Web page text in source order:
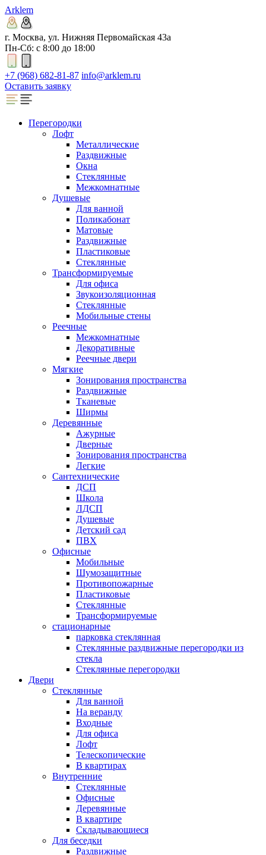
Arklem
г. Москва, ул. Нижняя Первомайская 43а
Пн-Сб: с 8:00 до 18:00
+7 (968) 682-81-87 info@arklem.ru
Оставить заявку
Перегородки
Лофт
Металлические
Раздвижные
Окна
Стеклянные
Межкомнатные
Душевые
Для ванной
Поликабонат
Матовые
Раздвижные
Пластиковые
Стеклянные
Трансформируемые
Для офиса
Звукоизоляционная
Стеклянные
Мобильные стены
Реечные
Межкомнатные
Декоративные
Реечные двери
Мягкие
Зонирования пространства
Раздвижные
Тканевые
Ширмы
Деревянные
Ажурные
Дверные
Зонирования пространства
Легкие
Сантехнические
ДСП
Школа
ЛДСП
Душевые
Детский сад
ПВХ
Офисные
Мобильные
Шумозащитные
Противопожарные
Пластиковые
Стеклянные
Трансформируемые
стационарные
парковка стеклянная
Стеклянные раздвижные перегородки из
стекла
Стеклянные перегородки
Двери
Стеклянные
Для ванной
На веранду
Входные
Для офиса
Лофт
Телескопические
В квартирах
Внутренние
Стеклянные
Офисные
Деревянные
В квартире
Складывающиеся
Для беседки
Раздвижные